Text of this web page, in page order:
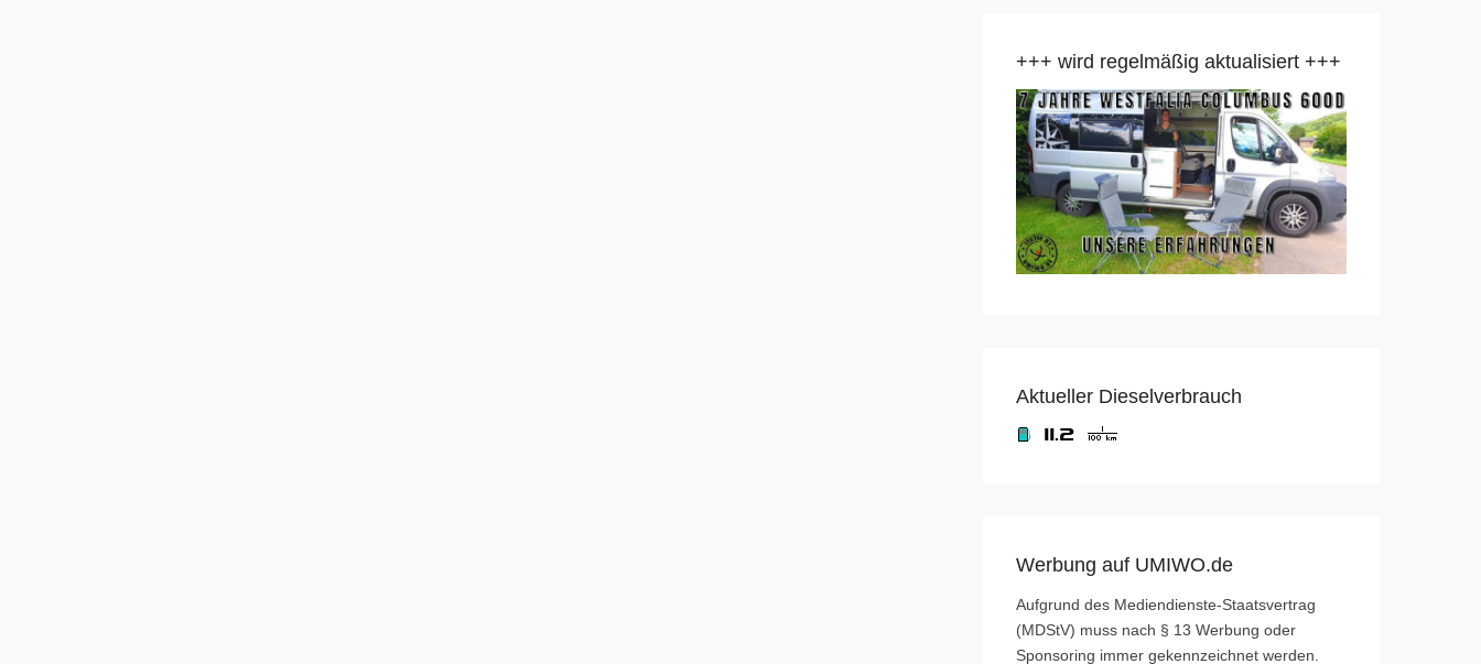
+++ wird regelmäßig aktualisiert +++
Aktueller Dieselverbrauch
Werbung auf UMIWO.de
Aufgrund des Mediendienste-Staatsvertrag
(MDStV) muss nach § 13 Werbung oder
Sponsoring immer gekennzeichnet werden.